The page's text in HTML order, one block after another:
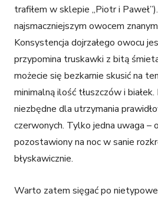
trafiłem w sklepie „Piotr i
najsmaczniejszym owocem
Konsystencja dojrzałego owocu
przypomina truskawki z bitą
możecie się bezkarnie skusić na
minimalną ilość tłuszczów i
niezbędne dla utrzymania
czerwonych. Tylko jedna uwaga –
pozostawiony na noc w sanie
błyskawicznie.
Warto zatem sięgać po